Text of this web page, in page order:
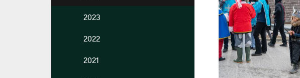
2023
2022
2021